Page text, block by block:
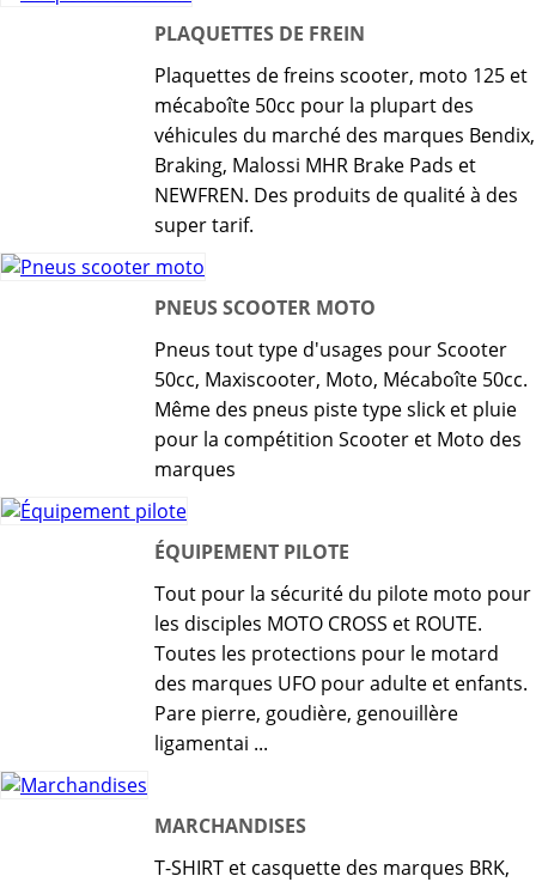
PLAQUETTES DE FREIN
Plaquettes de freins scooter, moto 125 et
mécaboîte 50cc pour la plupart des
véhicules du marché des marques Bendix,
Braking, Malossi MHR Brake Pads et
NEWFREN. Des produits de qualité à des
super tarif.
PNEUS SCOOTER MOTO
Pneus tout type d'usages pour Scooter
50cc, Maxiscooter, Moto, Mécaboîte 50cc.
Même des pneus piste type slick et pluie
pour la compétition Scooter et Moto des
marques
ÉQUIPEMENT PILOTE
Tout pour la sécurité du pilote moto pour
les disciples MOTO CROSS et ROUTE.
Toutes les protections pour le motard
des marques UFO pour adulte et enfants.
Pare pierre, goudière, genouillère
ligamentai ...
MARCHANDISES
T-SHIRT et casquette des marques BRK,